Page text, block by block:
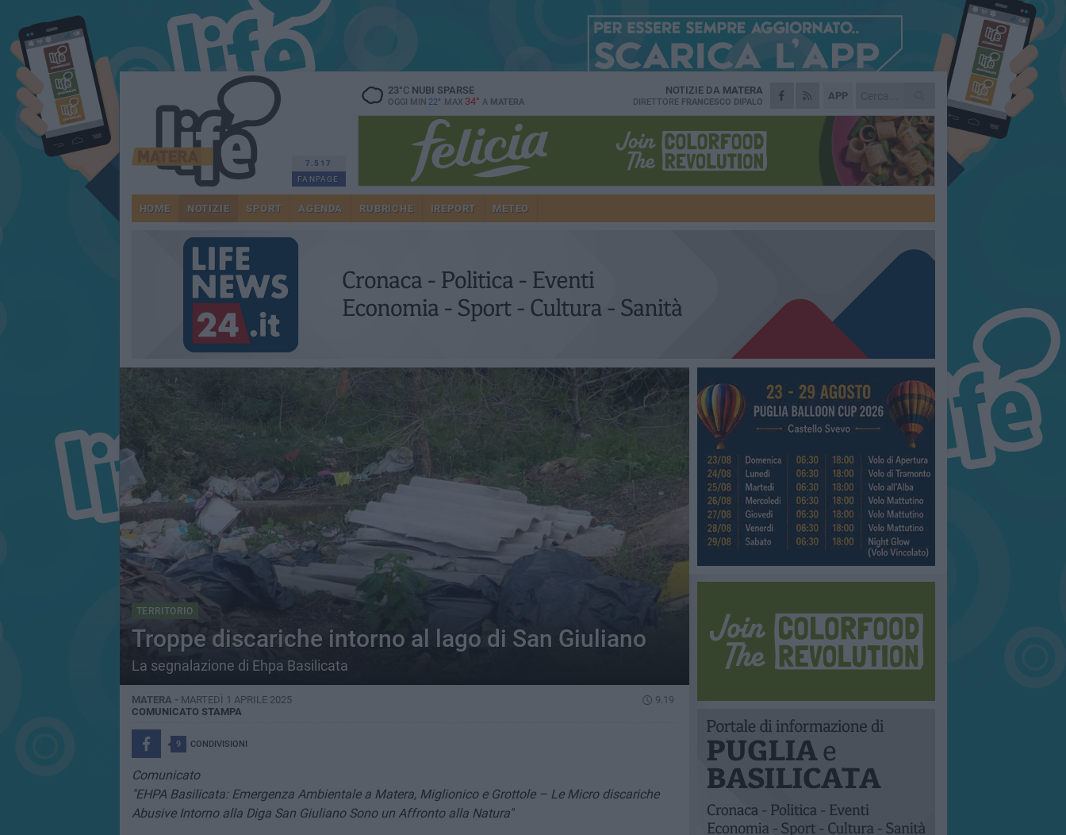
7.517
FANPAGE
23°CNUBI SPARSE
OGGI MIN 22° MAX 34° A MATERA
APP
NOTIZIE DA MATERA
DIRETTORE FRANCESCO DIPALO
HOME NOTIZIE SPORT AGENDA RUBRICHE IREPORT METEO
TERRITORIO
Troppe discariche intorno al lago di San Giuliano
La segnalazione di Ehpa Basilicata
MATERA - MARTEDÌ 1 APRILE 2025
9.19
COMUNICATO STAMPA
9 CONDIVISIONI
Comunicato
"EHPA Basilicata: Emergenza Ambientale a Matera, Miglionico e Grottole – Le Micro discariche
Abusive Intorno alla Diga San Giuliano Sono un Affronto alla Natura"